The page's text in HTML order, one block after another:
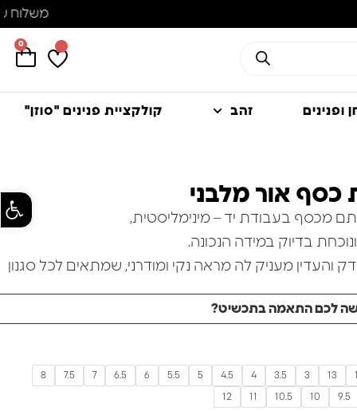
0
ופנינים זהב קולקציית פנינים "סוזן"
אור מלבני
מכסף בעבודת יד – מינימליסטית,
בדיוק במידה הנכונה.
והעדין מעניק לה מראה נקי ומודרני, שמתאים לכל סגנון
סברובסקי מלבני ונוצץ, שמוסיף נגיעה של אור וברק
לכם התאמה בתכשיט?
13
3
3.5
4
4.5
5
5.5
6
6.5
7
7.5
8
9.5
10
10.5
11
12
פתח